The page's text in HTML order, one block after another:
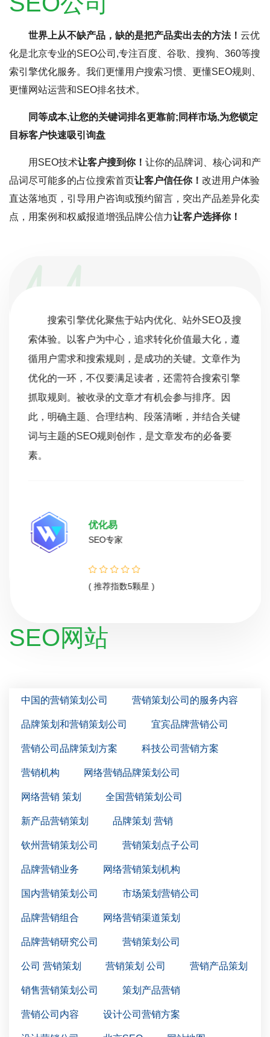
世界上从不缺产品，缺的是把产品卖出去的方法！ 云优
化是北京专业的SEO公司,专注百度、谷歌、搜狗、360等搜
索引擎优化服务。我们更懂用户搜索习惯、更懂SEO规则、
更懂网站运营和SEO排名技术。
同等成本,让您的关键词排名更靠前;同样市场,为您锁定
目标客户快速吸引询盘
用SEO技术让客户搜到你！ 让你的品牌词、核心词和产
品词尽可能多的占位搜索首页让客户信任你！ 改进用户体验
直达落地页，引导用户咨询或预约留言，突出产品差异化卖
点，用案例和权威报道增强品牌公信力让客户选择你！
搜索引擎优化聚焦于站内优化、站外SEO及搜
索体验。以客户为中心，追求转化价值最大化，遵
循用户需求和搜索规则，是成功的关键。文章作为
优化的一环，不仅要满足读者，还需符合搜索引擎
抓取规则。被收录的文章才有机会参与排序。因
此，明确主题、合理结构、段落清晰，并结合关键
词与主题的SEO规则创作，是文章发布的必备要
素。
优化易
SEO专家
( 推荐指数5颗星 )
SEO网站
中国的营销策划公司 营销策划公司的服务内容
品牌策划和营销策划公司 宜宾品牌营销公司
营销公司品牌策划方案 科技公司营销方案
营销机构 网络营销品牌策划公司
网络营销 策划 全国营销策划公司
新产品营销策划 品牌策划 营销
钦州营销策划公司 营销策划点子公司
品牌营销业务 网络营销策划机构
国内营销策划公司 市场策划营销公司
品牌营销组合 网络营销渠道策划
品牌营销研究公司 营销策划公司
公司 营销策划 营销策划 公司 营销产品策划
销售营销策划公司 策划产品营销
营销公司内容 设计公司营销方案